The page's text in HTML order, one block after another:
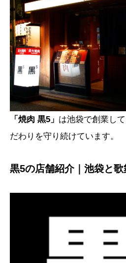
「焼肉 黒5」 は池袋で創業し
だわりを守り続けています。
黒5の店舗紹介｜池袋と歌